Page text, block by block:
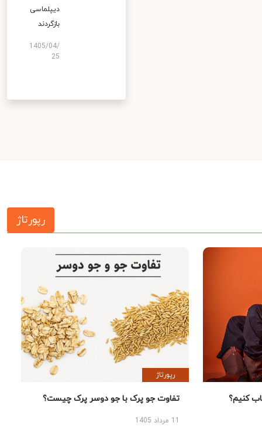
دیپلماسی
بازگردند
1405/04/
25
رپورتاژ
کنیم؟
رپورتاژ
تفاوت جو پرک با جو دوسر پرک چیست؟